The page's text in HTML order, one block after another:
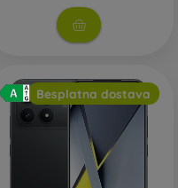
Besplatna dostava